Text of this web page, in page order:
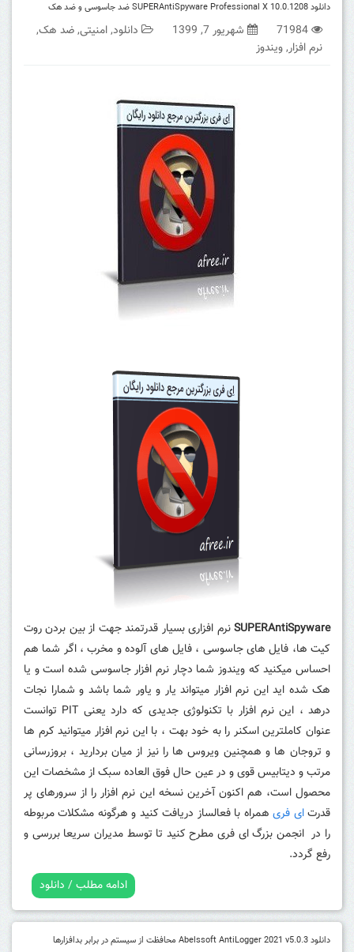
دانلود SUPERAntiSpyware Professional X 10.0.1208 ضد جاسوسی و ضد هک
71984 شهریور 7, 1399 دانلود,امنیتی,ضد هک,
نرم افزار,ویندوز
SUPERAntiSpywareنرم افزاری بسیار قدرتمند جهت از بین بردن روت
کیت ها، فایل های جاسوسی ، فایل های آلوده و مخرب ، اگر شما هم
احساس میکنید که ویندوز شما دچار نرم افزار جاسوسی شده است و یا
هک شده اید این نرم افزار میتواند یار و یاور شما باشد و شمارا نجات
درهد ، این نرم افزار با تکنولوژی جدیدی که دارد یعنی PIT توانست
عنوان کاملترین اسکنر را به خود بهت ، با این نرم افزار میتوانید کرم ها
و تروجان ها و همچنین ویروس ها را نیز از میان بردارید ، بروزرسانی
مرتب و دیتابیس قوی و در عین حال فوق العاده سبک از مشخصات این
محصول است، هم اکنون آخرین نسخه این نرم افزار را از سرورهای پر
قدرتای فریهمراه با فعالساز دریافت کنید و هرگونه مشکلات مربوطه
را در انجمن بزرگ ای فری مطرح کنید تا توسط مدیران سریعا بررسی و
رفع گردد.
ادامه مطلب / دانلود
دانلود Abelssoft AntiLogger 2021 v5.0.3 محافظت از سیستم در برابر بدافزارها